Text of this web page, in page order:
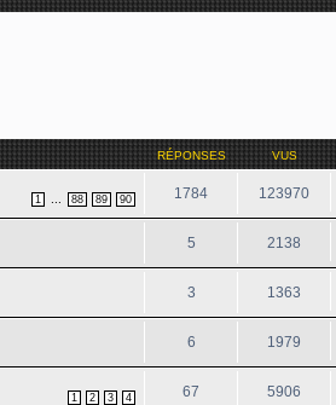
RÉPONSES VUS
1 88 89 90 1784 123970
5 2138
3 1363
6 1979
1 2 3 4 67 5906